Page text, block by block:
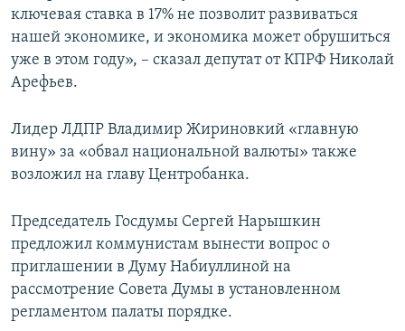
ключевая ставка в 17% не позволит развиваться
нашей экономике, и экономика может обрушиться
уже в этом году», – сказал депутат от КПРФ Николай
Арефьев.
Лидер ЛДПР Владимир Жириновкий «главную
вину» за «обвал национальной валюты» также
возложил на главу Центробанка.
Председатель Госдумы Сергей Нарышкин
предложил коммунистам вынести вопрос о
приглашении в Думу Набиуллиной на
рассмотрение Совета Думы в установленном
регламентом палаты порядке.